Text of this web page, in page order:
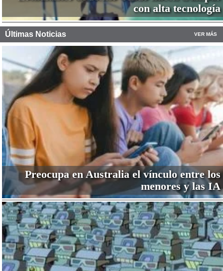
con alta tecnología
Últimas Noticias VER MÁS
Preocupa en Australia el vínculo entre los
menores y las IA